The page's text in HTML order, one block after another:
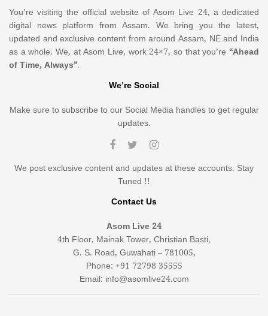
You’re visiting the official website of Asom Live 24, a dedicated
digital news platform from Assam. We bring you the latest,
updated and exclusive content from around Assam, NE and India
as a whole. We, at Asom Live, work 24×7, so that you’re “Ahead
of Time, Always”.
We’re Social
Make sure to subscribe to our Social Media handles to get regular
updates.
We post exclusive content and updates at these accounts. Stay
Tuned !!
Contact Us
Asom Live 24
4th Floor, Mainak Tower, Christian Basti,
G. S. Road, Guwahati – 781005,
Phone: +91 72798 35555
Email: info@asomlive24.com